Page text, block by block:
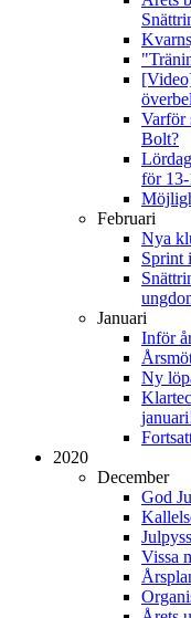
Varför
Bolt?
för
Februari
Nya
Sprint
Januari
Inför
Ny
2020
December
God
Vissa